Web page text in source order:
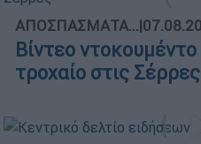
ΑΠΟΣΠΑΣΜΑΤΑ...|
Βίντεο
τροχαίο στις Σέρρες